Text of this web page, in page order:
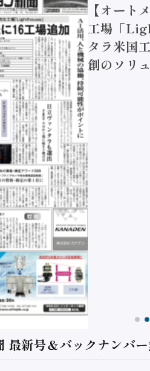
【オート
工場「
タラ米国
創のソリ
最新号＆バックナンバ